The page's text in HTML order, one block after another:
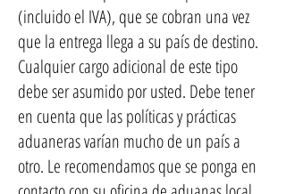
(incluido el IVA), que se cobran una vez
que la entrega llega a su país de destino.
Cualquier cargo adicional de este tipo
debe ser asumido por usted. Debe tener
en cuenta que las políticas y prácticas
aduaneras varían mucho de un país a
otro. Le recomendamos que se ponga en